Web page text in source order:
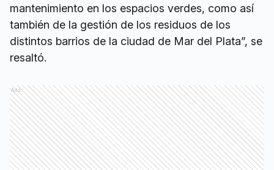
mantenimiento en los espacios verdes, como así
también de la gestión de los residuos de los
distintos barrios de la ciudad de Mar del Plata”, se
resaltó.
Ads